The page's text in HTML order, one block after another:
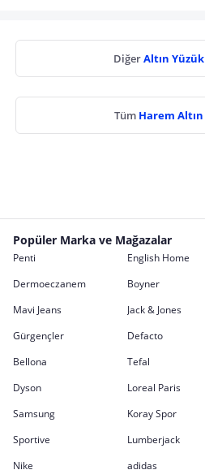
DiğerAltın Yüzük
Tüm Harem Altın
Popüler Marka ve Mağazalar
Penti English Home
Dermoeczanem
Boyner
Mavi Jeans
Jack & Jones
Gürgençler
Defacto
Bellona
Tefal
Dyson
Loreal Paris
Samsung
Koray Spor
Sportive
Lumberjack
Nike
adidas